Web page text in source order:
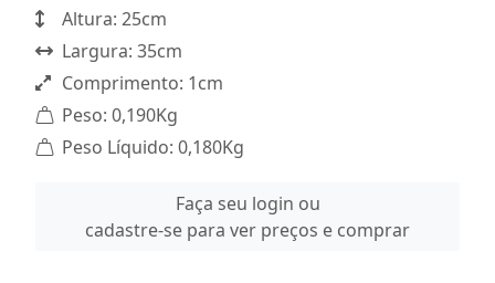
Altura: 25cm
Largura: 35cm
Comprimento: 1cm
Peso: 0,190Kg
Peso Líquido: 0,180Kg
Faça seu login ou
cadastre-se para ver preços e comprar